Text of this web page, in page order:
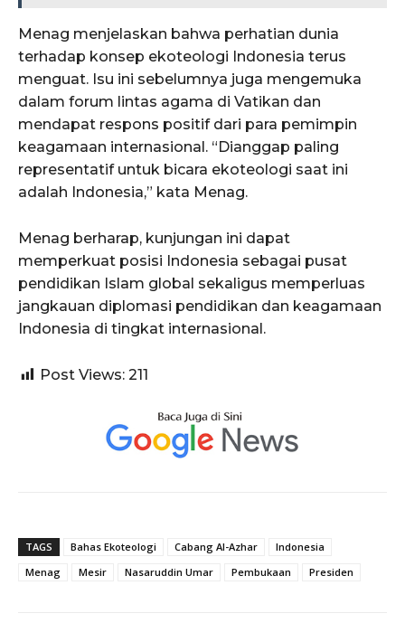
Menag menjelaskan bahwa perhatian dunia
terhadap konsep ekoteologi Indonesia terus
menguat. Isu ini sebelumnya juga mengemuka
dalam forum lintas agama di Vatikan dan
mendapat respons positif dari para pemimpin
keagamaan internasional. “Dianggap paling
representatif untuk bicara ekoteologi saat ini
adalah Indonesia,” kata Menag.
Menag berharap, kunjungan ini dapat
memperkuat posisi Indonesia sebagai pusat
pendidikan Islam global sekaligus memperluas
jangkauan diplomasi pendidikan dan keagamaan
Indonesia di tingkat internasional.
Post Views: 211
TAGS Bahas Ekoteologi Cabang Al-Azhar
Indonesia
Menag
Mesir Nasaruddin Umar Pembukaan Presiden